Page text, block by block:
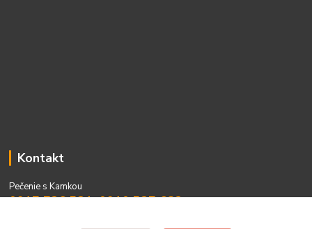
Kontakt
Pečenie s Kamkou
0917 736 531, 0910 537 682